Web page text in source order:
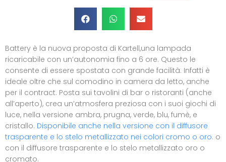
Battery è la nuova proposta di Kartell,una lampada
ricaricabile con un’autonomia fino a 6 ore. Questo le
consente di essere spostata con grande facilità. Infatti è
ideale oltre che sul comodino in camera da letto, anche
per il contract. Posta sui tavolini di bar o ristoranti (anche
all’aperto), crea un’atmosfera preziosa con i suoi giochi di
luce, nella versione ambra, prugna, verde, blu, fumè, e
cristallo. Disponibile anche nella versione con il diffusore
trasparente e lo stelo metallizzato nei colori cromo o oro. o
con il diffusore trasparente e lo stelo metallizzato oro o
cromato.